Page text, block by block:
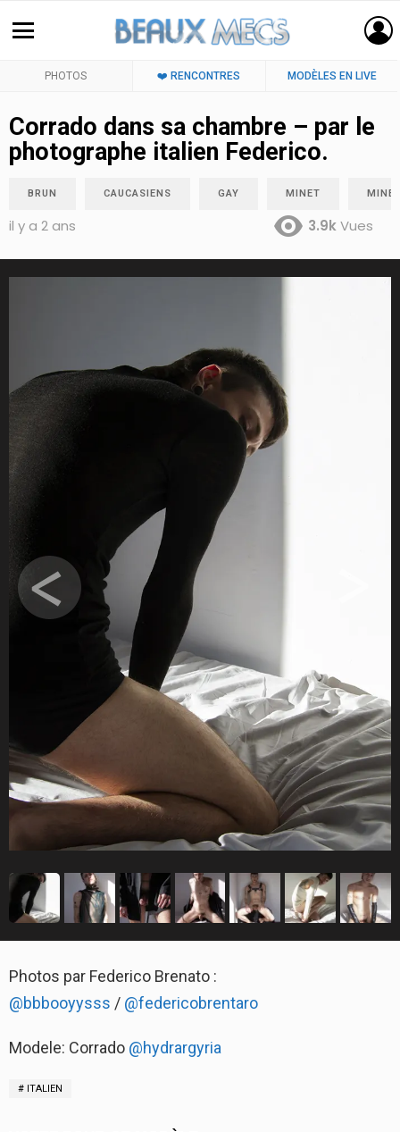
PHOTOS ❤️ RENCONTRES MODÈLES EN LIVE
Corrado dans sa chambre – par le
photographe italien Federico.
BRUN CAUCASIENS GAY MINET
il y a 2 ans 3.9kVues
Photos par Federico Brenato :
@bbbooyysss / @federicobrentaro
Modele: Corrado @hydrargyria
ITALIEN